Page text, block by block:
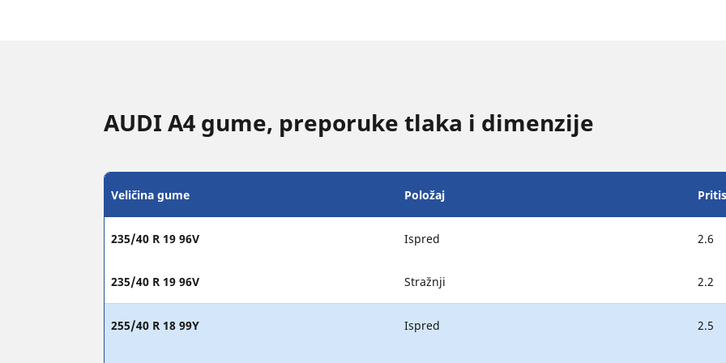
AUDI A4 gume, preporuke tlaka i dimenzije
Veličina gume Položaj
235/40 R 19 96V Ispred 2.6
235/40 R 19 96V Stražnji 2.2
255/40 R 18 99Y Ispred 2.5